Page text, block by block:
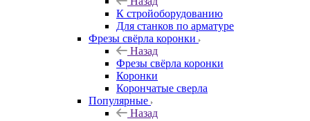
К стройоборудованию
Для станков по арматуре
Фрезы свёрла коронки
Назад
Фрезы свёрла коронки
Коронки
Корончатые сверла
Популярные
Назад